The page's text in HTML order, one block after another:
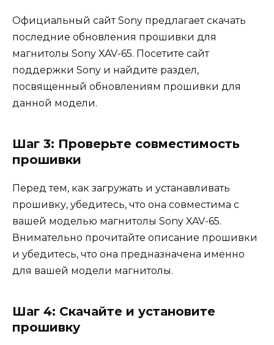
Официальный сайт Sony предлагает скачать
последние обновления прошивки для
магнитолы Sony XAV-65. Посетите сайт
поддержки Sony и найдите раздел,
посвященный обновлениям прошивки для
данной модели.
Шаг 3: Проверьте совместимость
прошивки
Перед тем, как загружать и устанавливать
прошивку, убедитесь, что она совместима с
вашей моделью магнитолы Sony XAV-65.
Внимательно прочитайте описание прошивки
и убедитесь, что она предназначена именно
для вашей модели магнитолы.
Шаг 4: Скачайте и установите
прошивку